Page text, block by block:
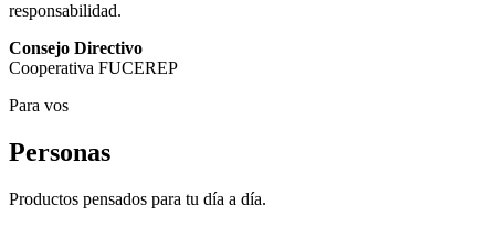
responsabilidad.
Consejo Directivo
Cooperativa FUCEREP
Para vos
Personas
Productos pensados para tu día a día.